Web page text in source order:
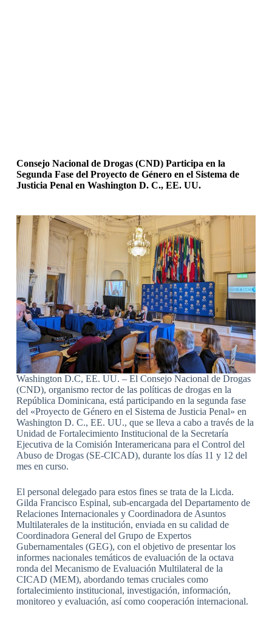
Consejo Nacional de Drogas (CND) Participa en la
Segunda Fase del Proyecto de Género en el Sistema de
Justicia Penal en Washington D. C., EE. UU.
Washington D.C, EE. UU. – El Consejo Nacional de Drogas
(CND), organismo rector de las políticas de drogas en la
República Dominicana, está participando en la segunda fase
del «Proyecto de Género en el Sistema de Justicia Penal» en
Washington D. C., EE. UU., que se lleva a cabo a través de la
Unidad de Fortalecimiento Institucional de la Secretaría
Ejecutiva de la Comisión Interamericana para el Control del
Abuso de Drogas (SE-CICAD), durante los días 11 y 12 del
mes en curso.
El personal delegado para estos fines se trata de la Licda.
Gilda Francisco Espinal, sub-encargada del Departamento de
Relaciones Internacionales y Coordinadora de Asuntos
Multilaterales de la institución, enviada en su calidad de
Coordinadora General del Grupo de Expertos
Gubernamentales (GEG), con el objetivo de presentar los
informes nacionales temáticos de evaluación de la octava
ronda del Mecanismo de Evaluación Multilateral de la
CICAD (MEM), abordando temas cruciales como
fortalecimiento institucional, investigación, información,
monitoreo y evaluación, así como cooperación internacional.